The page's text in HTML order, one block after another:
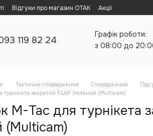
Відгуки про магазин ОТАК Акції
119 82 24
Графік роботи:
з 08:00 до
Тактичне спорядження Спорядження
турнікета закритий FLAP Зелений (Multicam)
M-Tac для турнікета
(Multicam)